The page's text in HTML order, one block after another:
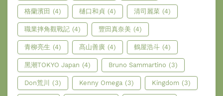
格蘭濱田 (4) 樋口和貞 (4) 清司麗菜 (4)
職業摔角觀戰記 (4) 豐田真奈美 (4)
青柳亮生 (4) 髙山善廣 (4) 鶴屋浩斗 (4)
黑潮TOKYO Japan (4) Bruno Sammartino (3)
Don荒川 (3) Kenny Omega (3) Kingdom (3)